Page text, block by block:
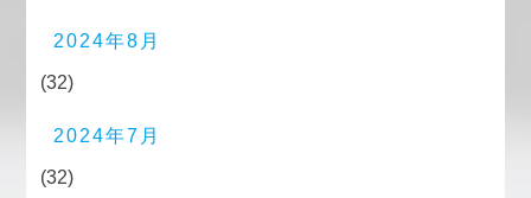
2024年8月
(32)
2024年7月
(32)